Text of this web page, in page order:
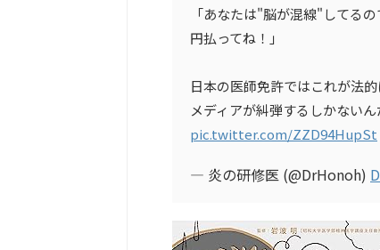
「あなたは"脳が混線"してる
円払ってね！」
日本の医師免許ではこれが法的
メディアが糾弾するしかない
pic.twitter.com/ZZD94HupSt
— 炎の研修医 (@DrHonoh)